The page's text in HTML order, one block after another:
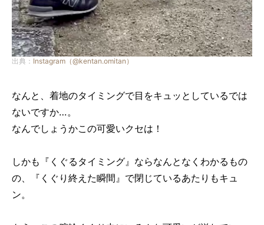
出典： Instagram（@kentan.omitan）
なんと、着地のタイミングで目をキュッとしているでは
ないですか…。
なんでしょうかこの可愛いクセは！
しかも『くぐるタイミング』ならなんとなくわかるもの
の、『くぐり終えた瞬間』で閉じているあたりもキュ
ン。